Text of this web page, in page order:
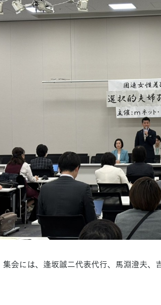
集会には、逢坂誠二代表代行、馬淵澄夫、